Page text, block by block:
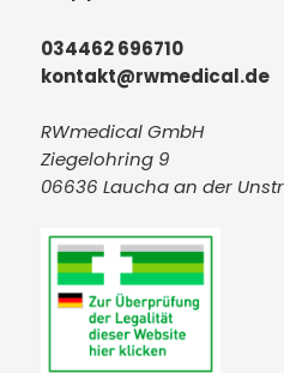
034462 696710
kontakt@rwmedical.de
RWmedical GmbH
Ziegelohring 9
06636 Laucha an der